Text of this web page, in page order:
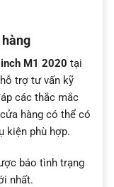
M1 2020 tại
trợ tư vấn kỹ
các thắc mắc
hàng có thể có
kiện phù hợp.
báo tình trạng
nhất.